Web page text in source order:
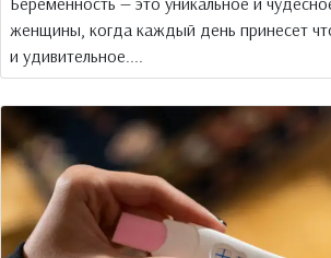
женщины, когда каждый день принесет
и удивительное....